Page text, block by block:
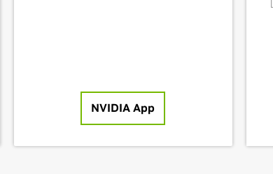
NVIDIA App